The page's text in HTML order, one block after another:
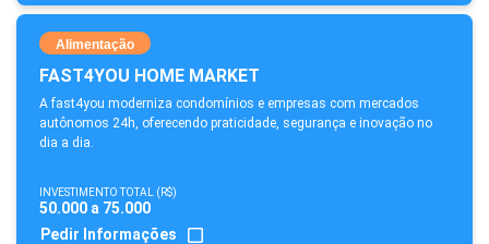
Alimentação
FAST4YOU HOME MARKET
A fast4you moderniza condomínios e empresas com mercados
autônomos 24h, oferecendo praticidade, segurança e inovação no
dia a dia.
INVESTIMENTO TOTAL (R$)
50.000 a 75.000
Pedir Informações